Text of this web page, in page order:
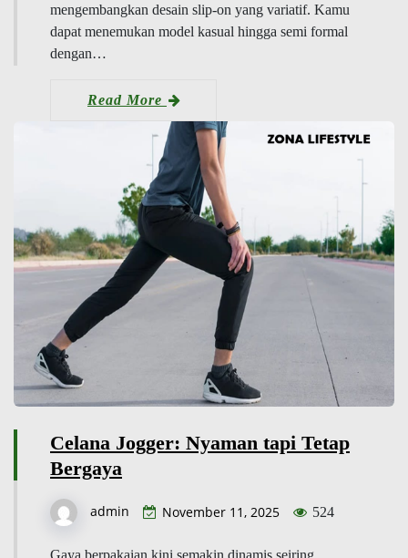
mengembangkan desain slip-on yang variatif. Kamu
dapat menemukan model kasual hingga semi formal
dengan…
Read More
Celana Jogger: Nyaman tapi Tetap
Bergaya
admin November 11, 2025 524
Gaya berpakaian kini semakin dinamis seiring